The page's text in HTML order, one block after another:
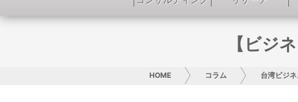
【ビジ
HOME コラム 台湾ビジ